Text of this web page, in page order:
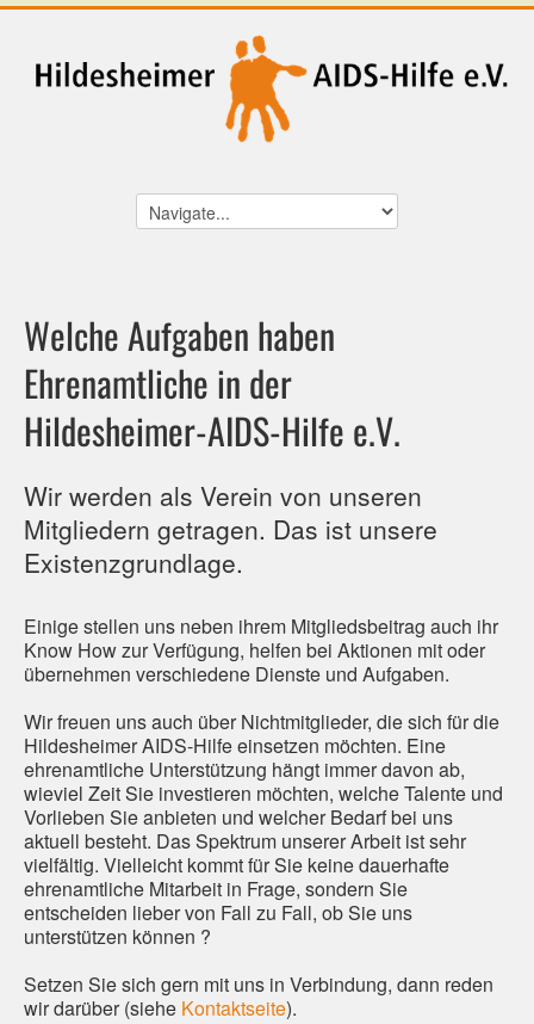
Welche Aufgaben haben
Ehrenamtliche in der
Hildesheimer-AIDS-Hilfe e.V.
Wir werden als Verein von unseren
Mitgliedern getragen. Das ist unsere
Existenzgrundlage.
Einige stellen uns neben ihrem Mitgliedsbeitrag auch ihr
Know How zur Verfügung, helfen bei Aktionen mit oder
übernehmen verschiedene Dienste und Aufgaben.
Wir freuen uns auch über Nichtmitglieder, die sich für die
Hildesheimer AIDS-Hilfe einsetzen möchten. Eine
ehrenamtliche Unterstützung hängt immer davon ab,
wieviel Zeit Sie investieren möchten, welche Talente und
Vorlieben Sie anbieten und welcher Bedarf bei uns
aktuell besteht. Das Spektrum unserer Arbeit ist sehr
vielfältig. Vielleicht kommt für Sie keine dauerhafte
ehrenamtliche Mitarbeit in Frage, sondern Sie
entscheiden lieber von Fall zu Fall, ob Sie uns
unterstützen können ?
Setzen Sie sich gern mit uns in Verbindung, dann reden
wir darüber (siehe Kontaktseite).